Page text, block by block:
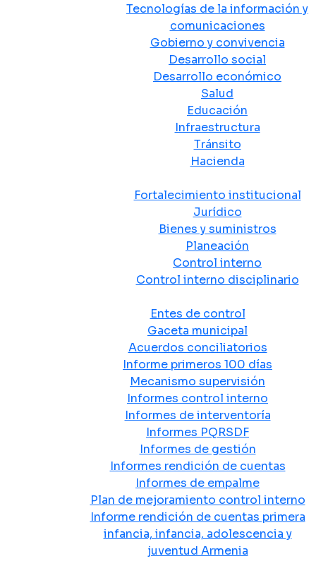
Tecnologías de la información y
comunicaciones
Gobierno y convivencia
Desarrollo social
Desarrollo económico
Salud
Educación
Infraestructura
Tránsito
Hacienda
Fortalecimiento institucional
Jurídico
Bienes y suministros
Planeación
Control interno
Control interno disciplinario
Entes de control
Gaceta municipal
Acuerdos conciliatorios
Informe primeros 100 días
Mecanismo supervisión
Informes control interno
Informes de interventoría
Informes PQRSDF
Informes de gestión
Informes rendición de cuentas
Informes de empalme
Plan de mejoramiento control interno
Informe rendición de cuentas primera
infancia, infancia, adolescencia y
juventud Armenia